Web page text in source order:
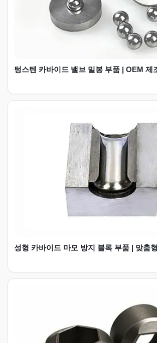
텅스텐 카바이드 밸브 밀봉 부품 | OEM 제
성형 카바이드 마모 방지 블록 부품 | 맞춤